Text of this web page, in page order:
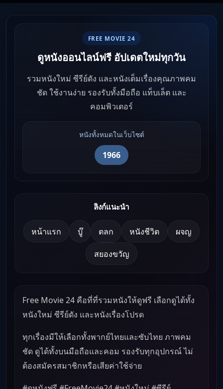
FREE MOVIE 24
ดูหนังออนไลน์ฟรี อัปเดตใหม่ทุกวัน
รวมหนังใหม่ ซีรีย์ดัง และหนังเต็มเรื่องคุณภาพคม
ชัด ใช้งานง่าย รองรับทั้งมือถือ แท็บเล็ต และ
คอมพิวเตอร์
หนังทั้งหมดในเว็บไซต์
1966
ลิงก์แนะนำ
หน้าแรก บู๊ ตลก หนังชีวิต ผจญ
สยองขวัญ
Free Movie 24 คือที่ที่รวมหนังให้ดูฟรี เลือกดูได้ทั้ง
หนังใหม่ ซีรีย์ดัง และหนังเรื่องโปรด
ทุกเรื่องมีให้เลือกทั้งพากย์ไทยและซับไทย ภาพคม
ชัด ดูได้ทั้งบนมือถือและคอม รองรับทุกอุปกรณ์ ไม่
ต้องสมัครสมาชิกหรือเสียค่าใช้จ่าย